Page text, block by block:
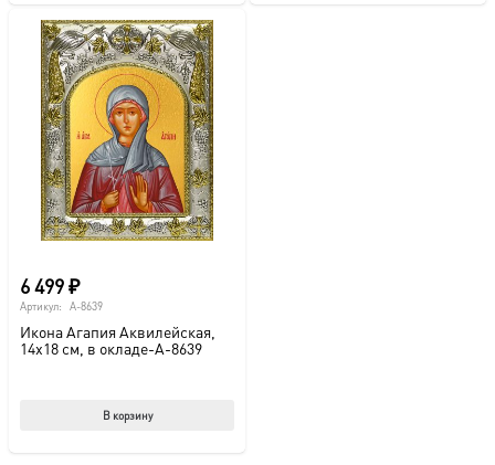
6 499₽
Артикул: A-8639
Икона Агапия Аквилейская,
14х18 см, в окладе-A-8639
В корзину